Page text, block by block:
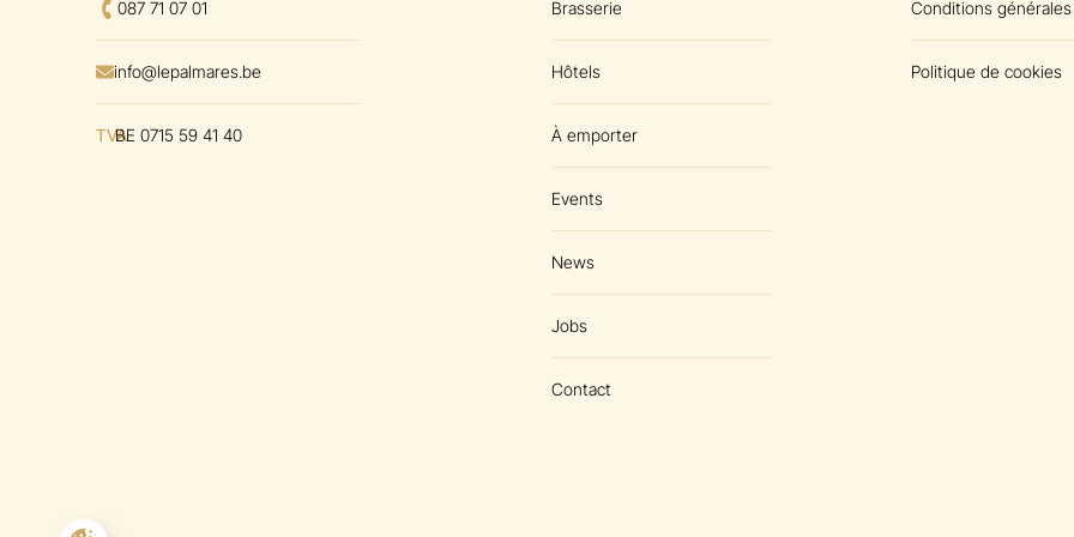
Téléphoner au
087 71 07 01
Envoyer un mal à
info@lepalmares.be
TVABE 0715 59 41 40
Brasserie
Hôtels
À emporter
Events
News
Jobs
Contact
Conditions générales
Politique de cookies